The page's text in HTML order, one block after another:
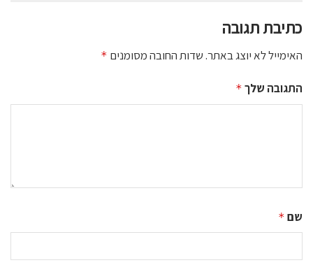
כתיבת תגובה
האימייל לא יוצג באתר.שדות החובה מסומנים *
התגובה שלך *
שם *